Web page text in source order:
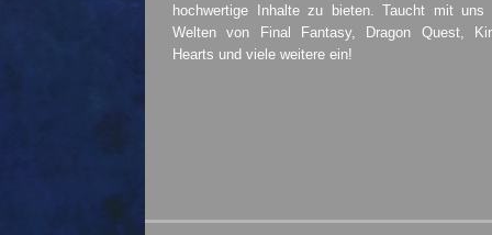
hochwertige Inhalte zu bieten. Taucht mit
Welten von Final Fantasy, Dragon Quest,
Hearts und viele weitere ein!